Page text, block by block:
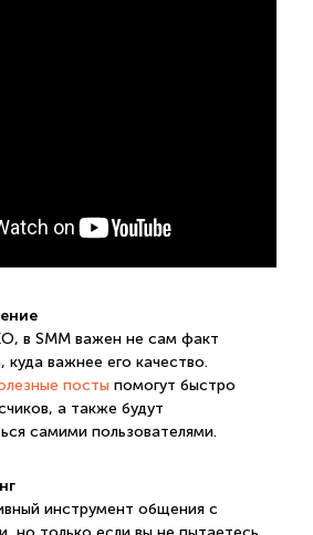
в SMM важен не сам факт
куда важнее его качество.
посты помогут быстро
а также будут
самими пользователями.
инструмент общения с